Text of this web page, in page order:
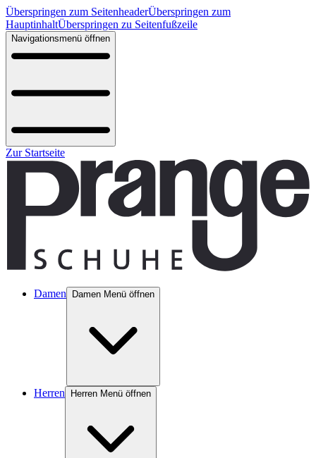
Überspringen zum SeitenheaderÜberspringen zum
HauptinhaltÜberspringen zu Seitenfußzeile
Navigationsmenü öffnen
Zur Startseite
Damen Damen Menü öffnen
Herren Herren Menü öffnen